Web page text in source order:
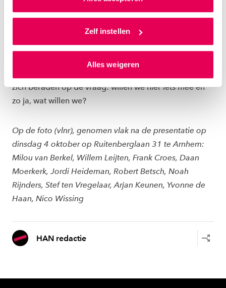
Als je op ‘Alles accepteren’ klikt dan geef je ons
toestemming om cookies voor social media en
gepersonaliseerde advertenties te plaatsen. Lees
cookiestatement. Via ‘Zelf instellen’ kun je ook zelf
instellen welke cookies we plaatsen. Je kunt je
toestemming altijd wijzigen of intrekken via
onscookiestatement
Zelf instellen
Alles weigeren
BLIK OP HET VERVOLG
Met dank aan de enthousiaste inzet van iedereen die
meegewerkt heeft aan de totstandkoming van dit
zich beraden op de vraag: willen we hier iets mee en
zo ja, wat willen we?
Op de foto (vlnr), genomen vlak na de presentatie op
dinsdag 4 oktober op Ruitenberglaan 31 te Arnhem:
Milou van Berkel, Willem Leijten, Frank Croes, Daan
Moerkerk, Jordi Heideman, Robert Betsch, Noah
Rijnders, Stef ten Vregelaar, Arjan Keunen, Yvonne de
Haan, Nico Wissing
HAN redactie